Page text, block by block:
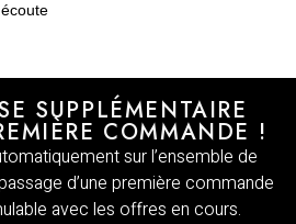
SUPPLÉMENTAIRE
COMMANDE !
sur l’ensemble de
d’une première commande
avec les offres en cours.